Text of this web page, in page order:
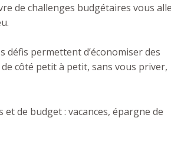
de challenges budgétaires vous
défis permettent d’économiser des
côté petit à petit, sans vous priver,
et de budget: vacances, épargne de